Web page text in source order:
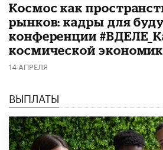
Космос как
рынков: кадры для
конференции
космической
14 АПРЕЛЯ
ВЫПЛАТЫ